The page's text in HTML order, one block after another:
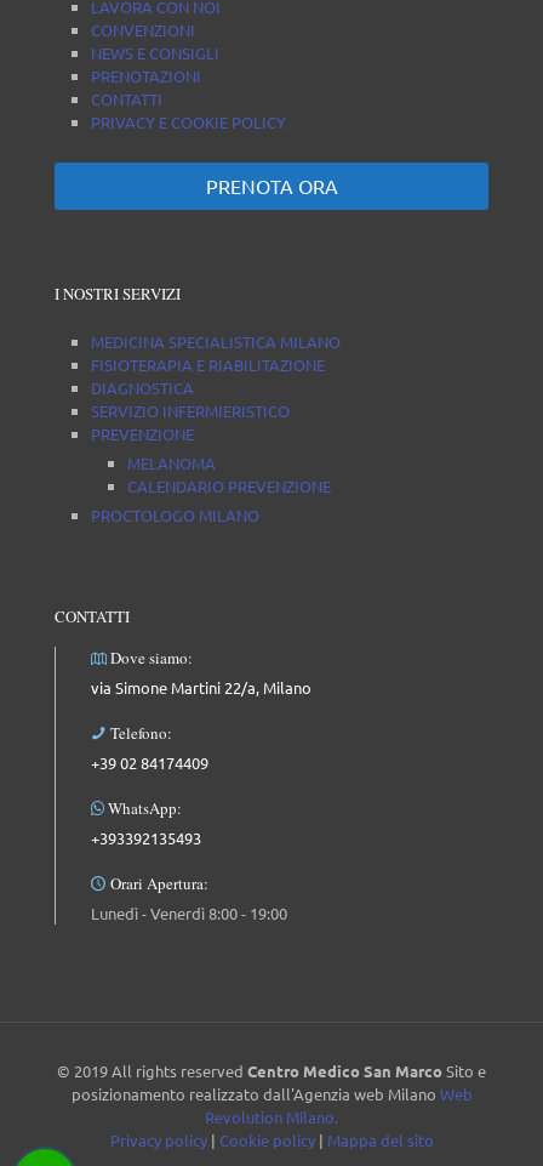
LAVORA CON NOI
CONVENZIONI
NEWS E CONSIGLI
PRENOTAZIONI
CONTATTI
PRIVACY E COOKIE POLICY
PRENOTA ORA
I NOSTRI SERVIZI
MEDICINA SPECIALISTICA MILANO
FISIOTERAPIA E RIABILITAZIONE
DIAGNOSTICA
SERVIZIO INFERMIERISTICO
PREVENZIONE
MELANOMA
CALENDARIO PREVENZIONE
PROCTOLOGO MILANO
CONTATTI
Dove siamo:
via Simone Martini 22/a, Milano
Telefono:
+39 02 84174409
WhatsApp:
+393392135493
Orari Apertura:
Lunedì - Venerdì 8:00 - 19:00
© 2019 All rights reserved Centro Medico San MarcoSito e
posizionamento realizzato dall'Agenzia web Milano Web
Revolution Milano.
Privacy policy| Cookie policy| Mappa del sito